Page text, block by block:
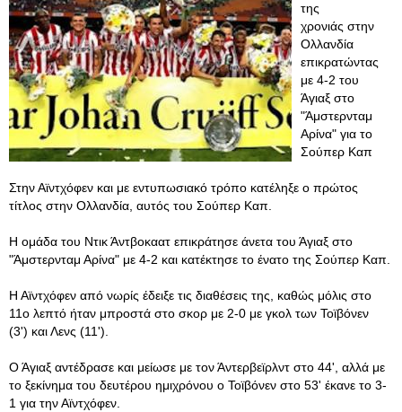
της
χρονιάς στην
Ολλανδία
επικρατώντας
με 4-2 του
Άγιαξ στο
"Άμστερνταμ
Αρίνα" για το
Σούπερ Καπ
Στην Αϊντχόφεν και με εντυπωσιακό τρόπο κατέληξε ο πρώτος
τίτλος στην Ολλανδία, αυτός του Σούπερ Καπ.
Η ομάδα του Ντικ Άντβοκαατ επικράτησε άνετα του Άγιαξ στο
"Άμστερνταμ Αρίνα" με 4-2 και κατέκτησε το ένατο της Σούπερ Καπ.
Η Αϊντχόφεν από νωρίς έδειξε τις διαθέσεις της, καθώς μόλις στο
11ο λεπτό ήταν μπροστά στο σκορ με 2-0 με γκολ των Τοϊβόνεν
(3') και Λενς (11').
Ο Άγιαξ αντέδρασε και μείωσε με τον Άντερβεϊρλντ στο 44', αλλά με
το ξεκίνημα του δευτέρου ημιχρόνου ο Τοϊβόνεν στο 53' έκανε το 3-
1 για την Αϊντχόφεν.